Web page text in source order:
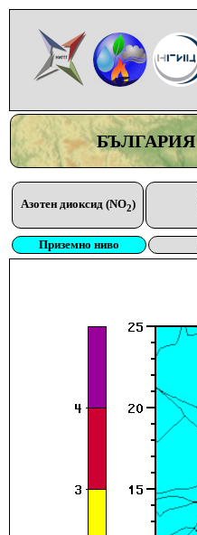
БЪЛГАРИЯ
Азотен диоксид (NO2)
Приземно ниво